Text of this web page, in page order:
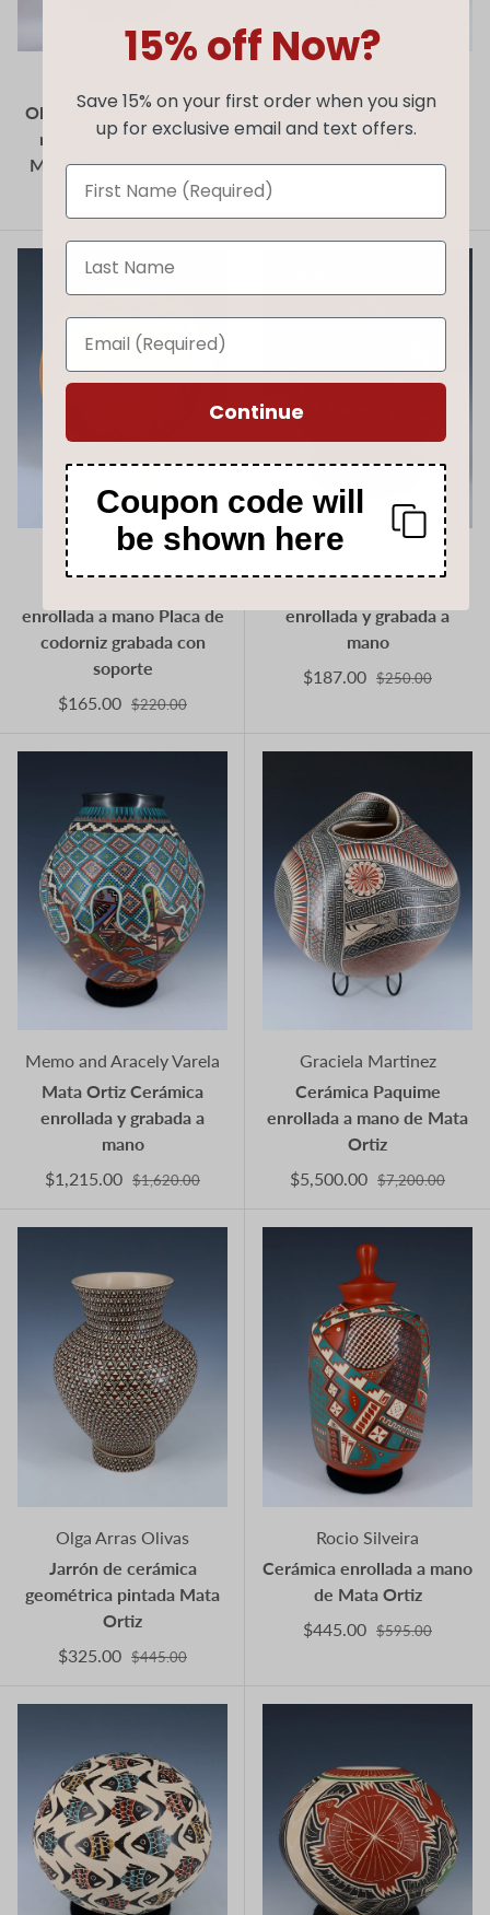
Olla de cerámica de pavo
real enrollada a mano
Mata Ortiz extra grande
$2,995.00
$3,995.00
Mata Ortiz Hand Coiled
Etched Pottery Mask
$265.00
Valeria Veloz
enrollada a mano Placa de
codorniz grabada con
soporte
$165.00 $220.00
Memo and Aracely Varela
enrollada y grabada a
mano
$187.00 $250.00
Memo and Aracely Varela
Mata Ortiz Cerámica
enrollada y grabada a
mano
$1,215.00 $1,620.00
Graciela Martinez
Cerámica Paquime
enrollada a mano de Mata
Ortiz
$5,500.00 $7,200.00
Olga Arras Olivas
Jarrón de cerámica
geométrica pintada Mata
Ortiz
$325.00 $445.00
Rocio Silveira
Cerámica enrollada a mano
de Mata Ortiz
$445.00 $595.00
15% off Now?
Save 15% on your first order when you sign
up for exclusive email and text offers.
Continue
Coupon code will
be shown here